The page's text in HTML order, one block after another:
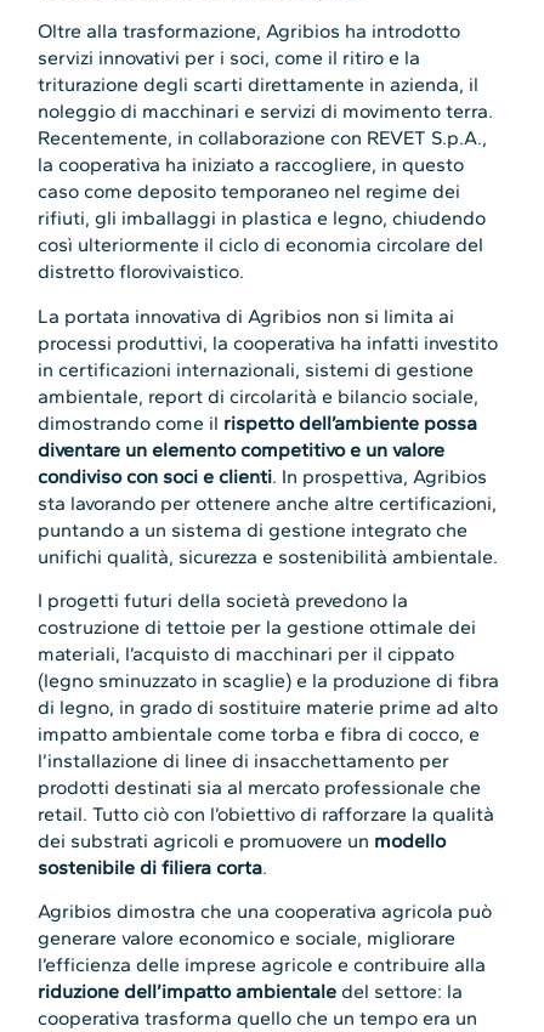
Oltre alla trasformazione, Agribios ha introdotto
servizi innovativi per i soci, come il ritiro e la
triturazione degli scarti direttamente in azienda, il
noleggio di macchinari e servizi di movimento terra.
Recentemente, in collaborazione con REVET S.p.A.,
la cooperativa ha iniziato a raccogliere, in questo
caso come deposito temporaneo nel regime dei
rifiuti, gli imballaggi in plastica e legno, chiudendo
così ulteriormente il ciclo di economia circolare del
distretto florovivaistico.
La portata innovativa di Agribios non si limita ai
processi produttivi, la cooperativa ha infatti investito
in certificazioni internazionali, sistemi di gestione
ambientale, report di circolarità e bilancio sociale,
dimostrando come il rispetto dell’ambiente possa
diventare un elemento competitivo e un valore
condiviso con soci e clienti. In prospettiva, Agribios
sta lavorando per ottenere anche altre certificazioni,
puntando a un sistema di gestione integrato che
unifichi qualità, sicurezza e sostenibilità ambientale.
I progetti futuri della società prevedono la
costruzione di tettoie per la gestione ottimale dei
materiali, l’acquisto di macchinari per il cippato
(legno sminuzzato in scaglie) e la produzione di fibra
di legno, in grado di sostituire materie prime ad alto
impatto ambientale come torba e fibra di cocco, e
l’installazione di linee di insacchettamento per
prodotti destinati sia al mercato professionale che
retail. Tutto ciò con l’obiettivo di rafforzare la qualità
dei substrati agricoli e promuovere un modello
sostenibile di filiera corta.
Agribios dimostra che una cooperativa agricola può
generare valore economico e sociale, migliorare
l’efficienza delle imprese agricole e contribuire alla
riduzione dell’impatto ambientale del settore: la
cooperativa trasforma quello che un tempo era un